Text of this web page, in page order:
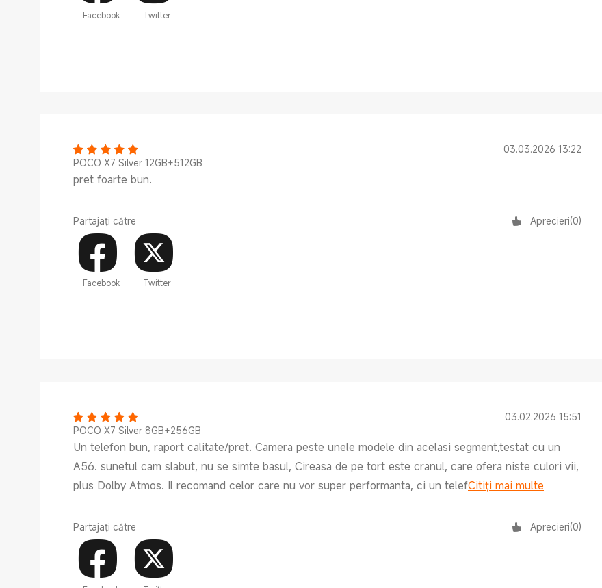
Facebook Twitter
03.03.2026 13:22
POCO X7 Silver 12GB+512GB
pret foarte bun.
Partajați către
Facebook Twitter
Aprecieri(0)
03.02.2026 15:51
POCO X7 Silver 8GB+256GB
Un telefon bun, raport calitate/pret. Camera peste unele modele din acelasi segment,testat cu un
A56. sunetul cam slabut, nu se simte basul, Cireasa de pe tort este cranul, care ofera niste culori vii,
plus Dolby Atmos. Il recomand celor care nu vor super performanta, ci un telefCitiți mai multe
Partajați către Aprecieri(0)